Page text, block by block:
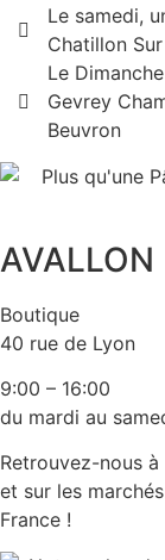
Le samedi,
Chatillon
Le
Gevrey
Beuvron
AVALLON
Boutique
40 rue de Lyon
9:00 – 16:00
du mardi au
Retrouvez-nous
et sur les
France !